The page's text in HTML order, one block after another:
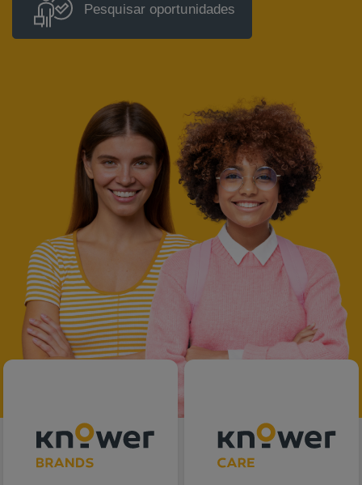
Pesquisar oportunidades